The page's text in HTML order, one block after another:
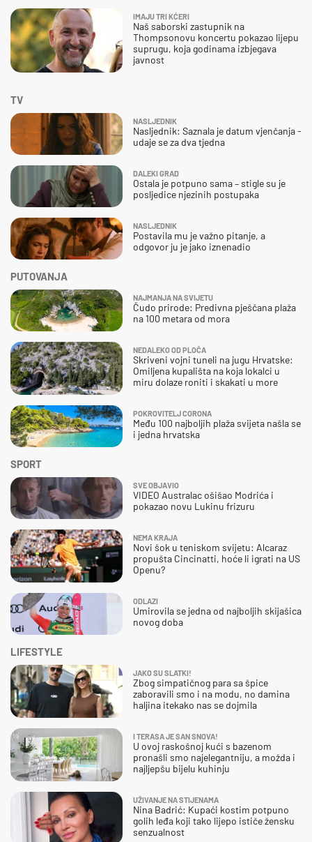
IMAJU TRI KĆERI
Naš saborski zastupnik na
Thompsonovu koncertu pokazao lijepu
suprugu, koja godinama izbjegava
javnost
SPORT
SVE OBJAVIO
VIDEO Australac ošišao Modrića i
pokazao novu Lukinu frizuru
NEMA KRAJA
Novi šok u teniskom svijetu: Alcaraz
propušta Cincinatti, hoće li igrati na US
Openu?
ODLAZI
Umirovila se jedna od najboljih skijašica
novog doba
TV
NASLJEDNIK
Nasljednik: Saznala je datum vjenčanja -
udaje se za dva tjedna
DALEKI GRAD
Ostala je potpuno sama – stigle su je
posljedice njezinih postupaka
NASLJEDNIK
Postavila mu je važno pitanje, a
odgovor ju je jako iznenadio
PUTOVANJA
NAJMANJA NA SVIJETU
Čudo prirode: Predivna pješčana plaža
na 100 metara od mora
NEDALEKO OD PLOČA
Skriveni vojni tuneli na jugu Hrvatske:
Omiljena kupališta na koja lokalci u
miru dolaze roniti i skakati u more
POKROVITELJ CORONA
Među 100 najboljih plaža svijeta našla se
i jedna hrvatska
LIFESTYLE
JAKO SU SLATKI!
Zbog simpatičnog para sa špice
zaboravili smo i na modu, no damina
haljina itekako nas se dojmila
I TERASA JE SAN SNOVA!
U ovoj raskošnoj kući s bazenom
pronašli smo najelegantniju, a možda i
najljepšu bijelu kuhinju
UŽIVANJE NA STIJENAMA
Nina Badrić: Kupaći kostim potpuno
golih leđa koji tako lijepo ističe žensku
senzualnost